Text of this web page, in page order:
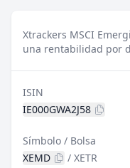
Xtrackers MSCI
una rentabilidad por
ISIN
IE000GWA2J58
Símbolo / Bolsa
XEMD
/ XETR